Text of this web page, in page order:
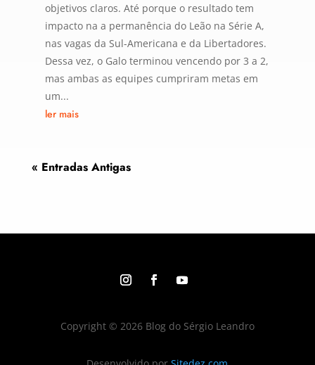
objetivos claros. Até porque o resultado tem
impacto na a permanência do Leão na Série A,
nas vagas da Sul-Americana e da Libertadores.
Dessa vez, o Galo terminou vencendo por 3 a 2,
mas ambas as equipes cumpriram metas em
um...
ler mais
« Entradas Antigas
Copyright © 2026 Blog do Sérgio Leandro